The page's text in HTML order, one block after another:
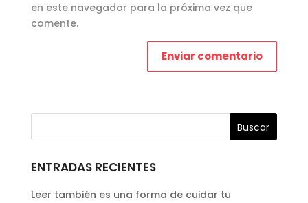
en este navegador para la próxima vez que
comente.
ENTRADAS RECIENTES
Leer también es una forma de cuidar tu